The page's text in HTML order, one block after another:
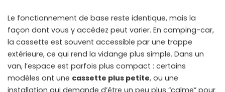
Le fonctionnement de base reste identique, mais la
façon dont vous y accédez peut varier. En camping-car,
la cassette est souvent accessible par une trappe
extérieure, ce qui rend la vidange plus simple. Dans un
van, l’espace est parfois plus compact : certains
modèles ont une cassette plus petite, ou une